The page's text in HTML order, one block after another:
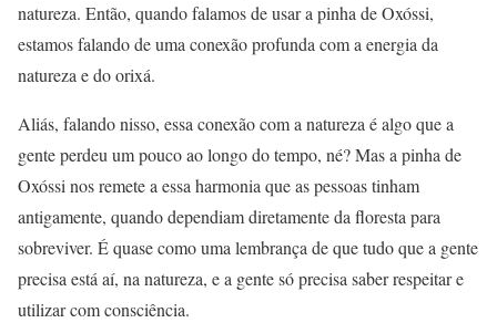
natureza. Então, quando falamos de usar a pinha de Oxóssi,
estamos falando de uma conexão profunda com a energia da
natureza e do orixá.
Aliás, falando nisso, essa conexão com a natureza é algo que a
gente perdeu um pouco ao longo do tempo, né? Mas a pinha de
Oxóssi nos remete a essa harmonia que as pessoas tinham
antigamente, quando dependiam diretamente da floresta para
sobreviver. É quase como uma lembrança de que tudo que a gente
precisa está aí, na natureza, e a gente só precisa saber respeitar e
utilizar com consciência.